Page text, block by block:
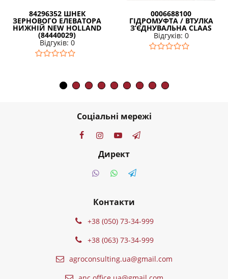
84296352 ШНЕК
ЗЕРНОВОГО ЕЛЕВАТОРА
НИЖНІЙ NEW HOLLAND
(84440029)
Відгуків: 0
0006688100
ГІДРОМУФТА / ВТУЛКА
З’ЄДНУВАЛЬНА CLAAS
Відгуків: 0
Соціальні мережі
Директ
Контакти
+38 (050) 73-34-999
+38 (063) 73-34-999
agroconsulting.ua@gmail.com